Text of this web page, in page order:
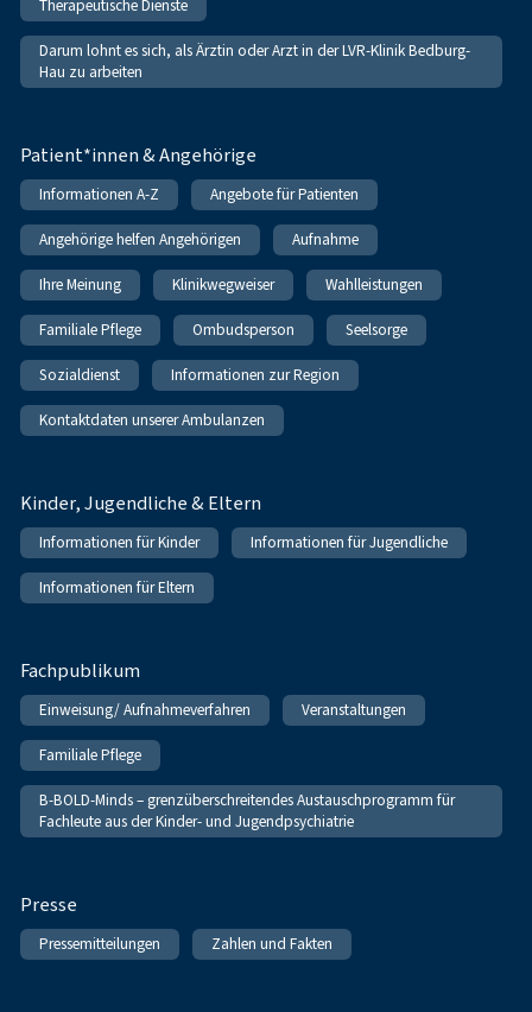
Therapeutische Dienste
Darum lohnt es sich, als Ärztin oder Arzt in der LVR-Klinik Bedburg-
Hau zu arbeiten
Patient*innen & Angehörige
Informationen A-Z Angebote für Patienten
Angehörige helfen Angehörigen Aufnahme
Ihre Meinung Klinikwegweiser Wahlleistungen
Familiale Pflege Ombudsperson Seelsorge
Sozialdienst Informationen zur Region
Kontaktdaten unserer Ambulanzen
Kinder, Jugendliche & Eltern
Informationen für Kinder Informationen für Jugendliche
Informationen für Eltern
Fachpublikum
Einweisung/ Aufnahmeverfahren Veranstaltungen
Familiale Pflege
B-BOLD-Minds – grenzüberschreitendes Austauschprogramm für
Fachleute aus der Kinder- und Jugendpsychiatrie
Presse
Pressemitteilungen Zahlen und Fakten